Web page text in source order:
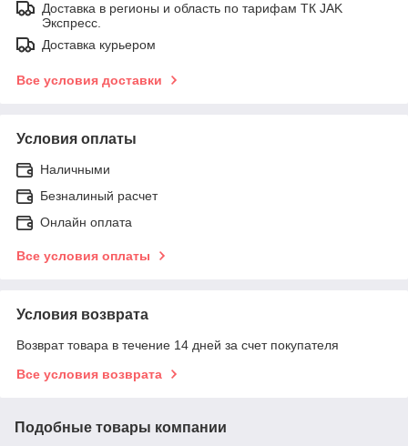
Доставка в регионы и область по тарифам ТК JAK
Экспресс.
Доставка курьером
Все условия доставки
Условия оплаты
Наличными
Безналиный расчет
Онлайн оплата
Все условия оплаты
Условия возврата
Возврат товара в течение 14 дней за счет покупателя
Все условия возврата
Подобные товары компании